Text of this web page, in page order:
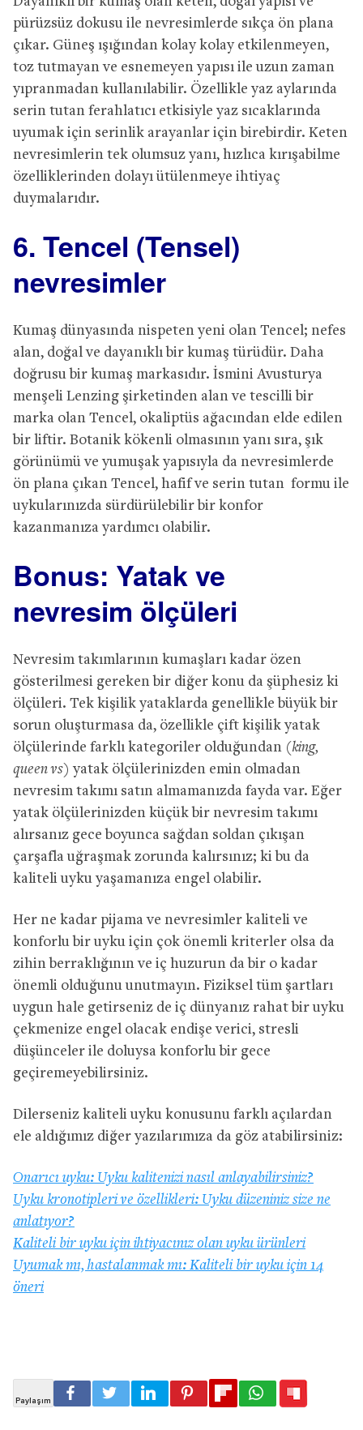
pürüzsüz dokusu ile nevresimlerde sıkça ön plana
çıkar. Güneş ışığından kolay kolay etkilenmeyen,
toz tutmayan ve esnemeyen yapısı ile uzun zaman
yıpranmadan kullanılabilir. Özellikle yaz aylarında
serin tutan ferahlatıcı etkisiyle yaz sıcaklarında
uyumak için serinlik arayanlar için birebirdir. Keten
nevresimlerin tek olumsuz yanı, hızlıca kırışabilme
özelliklerinden dolayı ütülenmeye ihtiyaç
duymalarıdır.
6. Tencel (Tensel)
nevresimler
Kumaş dünyasında nispeten yeni olan Tencel; nefes
alan, doğal ve dayanıklı bir kumaş türüdür. Daha
doğrusu bir kumaş markasıdır. İsmini Avusturya
menşeli Lenzing şirketinden alan ve tescilli bir
marka olan Tencel, okaliptüs ağacından elde edilen
bir liftir. Botanik kökenli olmasının yanı sıra, şık
görünümü ve yumuşak yapısıyla da nevresimlerde
ön plana çıkan Tencel, hafif ve serin tutan formu ile
uykularınızda sürdürülebilir bir konfor
kazanmanıza yardımcı olabilir.
Bonus: Yatak ve
nevresim ölçüleri
Nevresim takımlarının kumaşları kadar özen
gösterilmesi gereken bir diğer konu da şüphesiz ki
ölçüleri. Tek kişilik yataklarda genellikle büyük bir
sorun oluşturmasa da, özellikle çift kişilik yatak
ölçülerinde farklı kategoriler olduğundan (king,
queen vs) yatak ölçülerinizden emin olmadan
nevresim takımı satın almamanızda fayda var. Eğer
yatak ölçülerinizden küçük bir nevresim takımı
alırsanız gece boyunca sağdan soldan çıkışan
çarşafla uğraşmak zorunda kalırsınız; ki bu da
kaliteli uyku yaşamanıza engel olabilir.
Her ne kadar pijama ve nevresimler kaliteli ve
konforlu bir uyku için çok önemli kriterler olsa da
zihin berraklığının ve iç huzurun da bir o kadar
önemli olduğunu unutmayın. Fiziksel tüm şartları
uygun hale getirseniz de iç dünyanız rahat bir uyku
çekmenize engel olacak endişe verici, stresli
düşünceler ile doluysa konforlu bir gece
geçiremeyebilirsiniz.
Dilerseniz kaliteli uyku konusunu farklı açılardan
ele aldığımız diğer yazılarımıza da göz atabilirsiniz:
Onarıcı uyku: Uyku kalitenizi nasıl anlayabilirsiniz?
Uyku kronotipleri ve özellikleri: Uyku düzeniniz size ne
anlatıyor?
Kaliteli bir uyku için ihtiyacınız olan uyku ürünleri
Uyumak mı, hastalanmak mı: Kaliteli bir uyku için 14
öneri